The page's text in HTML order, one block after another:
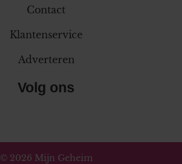
Contact
Klantenservice
Adverteren
Volg ons
© 2026 Mijn Geheim